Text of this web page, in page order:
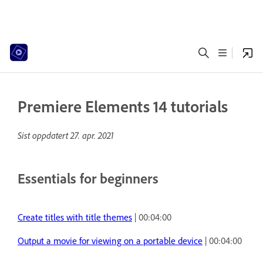
Premiere Elements 14 tutorials
Sist oppdatert27. apr. 2021
Essentials for beginners
Create titles with title themes | 00:04:00
Output a movie for viewing on a portable device | 00:04:00